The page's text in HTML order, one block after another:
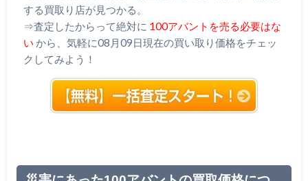
する買取り店が見つかる。
⇒査定したからって絶対に 100アバントを売る必要はな
い から、気軽に08月09日現在の買い取り価格をチェッ
クしてみよう！